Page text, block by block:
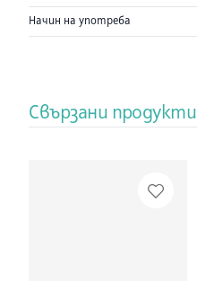
Начин на употреба
Свързани продукти